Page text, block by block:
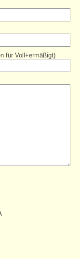
für Voll+ermäßigt)